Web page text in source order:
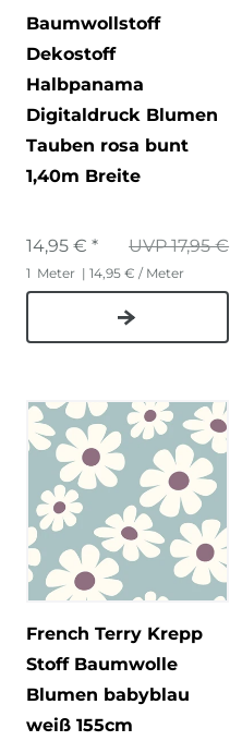
Baumwollstoff
Dekostoff
Halbpanama
Digitaldruck Blumen
Tauben rosa bunt
1,40m Breite
UVP 17,95 €
14,95 € *
1 Meter | 14,95 € / Meter
French Terry Krepp
Stoff Baumwolle
Blumen babyblau
weiß 155cm